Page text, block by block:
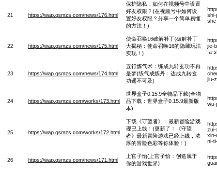
21 https://wap.qsmzs.com/news/176.html
保护隐私，如何在视频号中设置
好友权限？(在视频号中如何设
置好友权限？分享一个简单易懂
的方法！)
shi-
22 https://wap.qsmzs.com/news/175.html
使命召唤16破解补丁(破解补丁
大揭秘：使命召唤16的隐藏玩法
实现！)
jie-
fa-
23 https://wap.qsmzs.com/news/174.html
五行炼气术：练成九转玄功不再
是梦(练气成炼丹：达成九转玄
功遥不可及)
jiu-
24 https://wap.qsmzs.com/works/173.html
世界盒子0.15.9全物品下载(全物
品下载：世界盒子0.15.9最新版
本)
wu-
25 https://wap.qsmzs.com/works/172.html
下载《守望者》：最新冒险游戏
现已上线！(更新了！《守望
者》最新冒险游戏已经上线，浓
厚的冒险色彩等你体验！)
zui-
xin-
ni-
26 https://wap.qsmzs.com/news/171.html
上官子怡(上官子怡：创造属于
你的游戏世界)